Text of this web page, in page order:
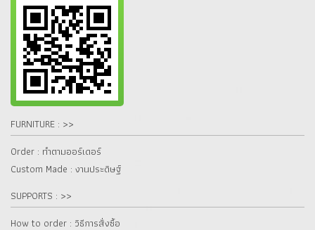
FURNITURE : >>
Order : ทำตามออร์เดอร์
Custom Made : งานประดิษฐ์
SUPPORTS : >>
How to order : วิธีการสั่งซื้อ